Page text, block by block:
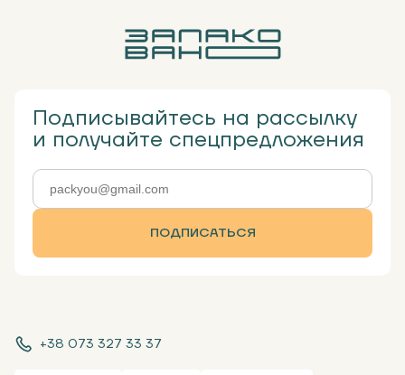
+38 073 327 33 37
Подписывайтесь на рассылку
и получайте спецпредложения
ПОДПИСАТЬСЯ